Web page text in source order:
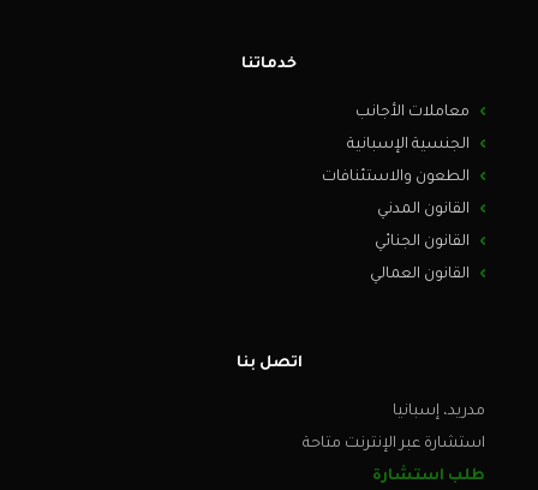
خدماتنا
معاملات الأجانب
الجنسية الإسبانية
الطعون والاستئنافات
القانون المدني
القانون الجنائي
القانون العمالي
اتصل بنا
مدريد، إسبانيا
استشارة عبر الإنترنت متاحة
طلب استشارة